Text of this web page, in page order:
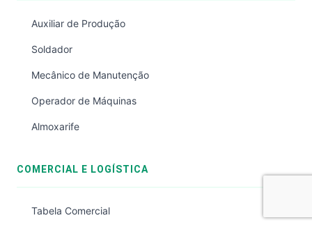
Auxiliar de Produção
Soldador
Mecânico de Manutenção
Operador de Máquinas
Almoxarife
COMERCIAL E LOGÍSTICA
Tabela Comercial